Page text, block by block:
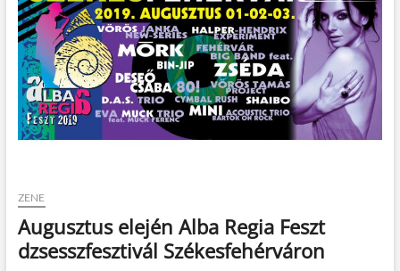
o
n
ZENE
Augusztus elején Alba Regia Feszt
dzsesszfesztivál Székesfehérváron